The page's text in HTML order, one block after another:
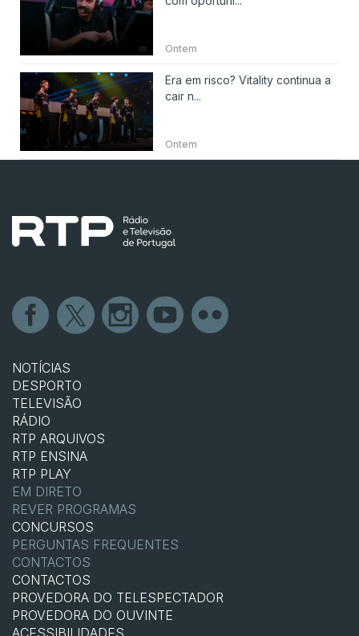
Ontem
Era em risco? Vitality continua a
cair n...
Ontem
NOTÍCIAS
DESPORTO
TELEVISÃO
RÁDIO
RTP ARQUIVOS
RTP ENSINA
RTP PLAY
EM DIRETO
REVER PROGRAMAS
CONCURSOS
PERGUNTAS FREQUENTES
CONTACTOS
CONTACTOS
PROVEDORA DO TELESPECTADOR
PROVEDORA DO OUVINTE
ACESSIBILIDADES